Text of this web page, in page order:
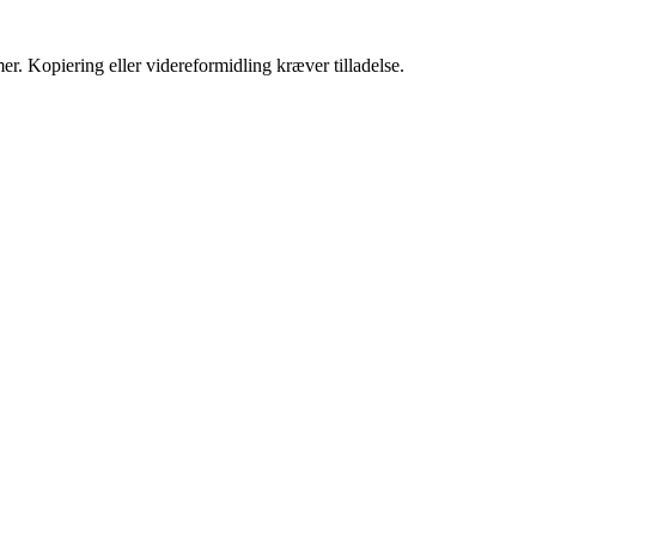
Kopiering eller videreformidling kræver tilladelse.